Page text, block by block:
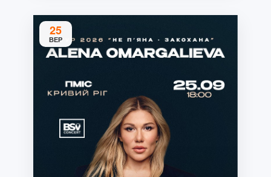
25
ВЕР